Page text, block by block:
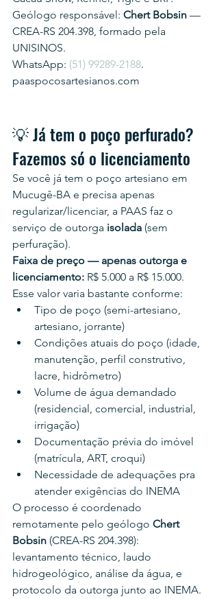
Geólogo responsável: Chert Bobsin —
CREA-RS 204.398, formado pela
UNISINOS.
WhatsApp: (51) 99289-2188.
paaspocosartesianos.com
💡 Já tem o poço perfurado?
Fazemos só o licenciamento
Se você já tem o poço artesiano em
Mucugê-BA e precisa apenas
regularizar/licenciar, a PAAS faz o
serviço de outorga isolada (sem
perfuração).
Faixa de preço — apenas outorga e
licenciamento: R$ 5.000 a R$ 15.000.
Esse valor varia bastante conforme:
Tipo de poço (semi-artesiano,
artesiano, jorrante)
Condições atuais do poço (idade,
manutenção, perfil construtivo,
lacre, hidrômetro)
Volume de água demandado
(residencial, comercial, industrial,
irrigação)
Documentação prévia do imóvel
(matrícula, ART, croqui)
Necessidade de adequações pra
atender exigências do INEMA
O processo é coordenado
remotamente pelo geólogo Chert
Bobsin (CREA-RS 204.398):
levantamento técnico, laudo
hidrogeológico, análise da água, e
protocolo da outorga junto ao INEMA.